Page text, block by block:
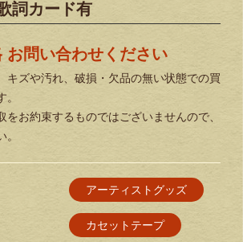
詞カード有
お問い合わせください
キズや汚れ、破損・欠品の無い状態での買
をお約束するものではございませんので、
アーティストグッズ
カセットテープ